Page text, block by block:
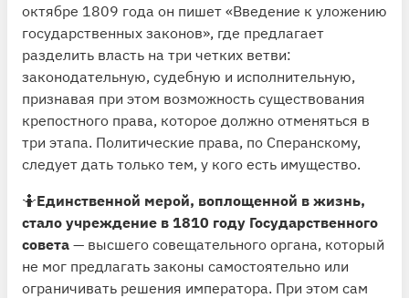
октябре 1809 года он пишет «Введение к уложению
государственных законов», где предлагает
разделить власть на три четких ветви:
законодательную, судебную и исполнительную,
признавая при этом возможность существования
крепостного права, которое должно отменяться в
три этапа. Политические права, по Сперанскому,
следует дать только тем, у кого есть имущество.
🤷Единственной мерой, воплощенной в жизнь,
стало учреждение в 1810 году Государственного
совета — высшего совещательного органа, который
не мог предлагать законы самостоятельно или
ограничивать решения императора. При этом сам